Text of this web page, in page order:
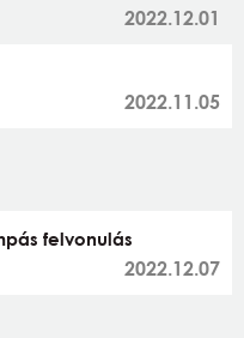
2022.12.01
2022.11.05
felvonulás
2022.12.07